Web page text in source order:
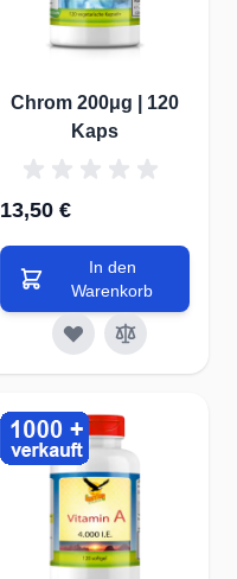
Chrom 200μg | 120
Kaps
13,50 €
In den
Warenkorb